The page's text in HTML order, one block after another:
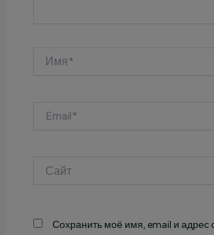
Сохранить моё имя, email и адрес